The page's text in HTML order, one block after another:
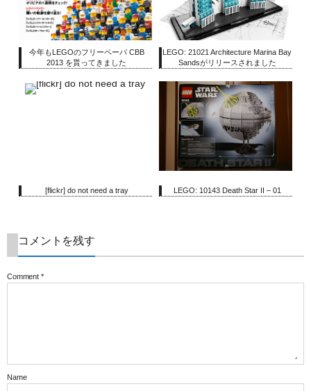
今年もLEGOのフリーペーパ CBB
2013 を貰ってきました
LEGO: 21021 Architecture Marina Bay
Sandsがリリースされました
[flickr] do not need a tray LEGO: 10143 Death Star II – 01
コメントを残す
Comment *
Name